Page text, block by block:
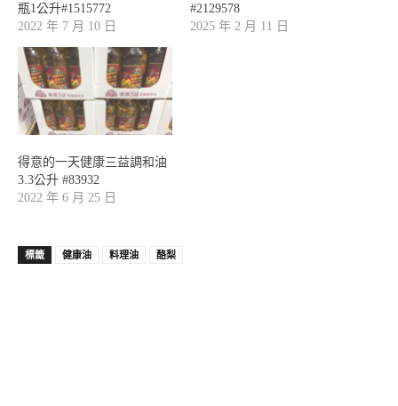
瓶1公升#1515772
2022 年 7 月 10 日
#2129578
2025 年 2 月 11 日
得意的一天健康三益調和油
3.3公升 #83932
2022 年 6 月 25 日
標籤 健康油 料理油 酪梨